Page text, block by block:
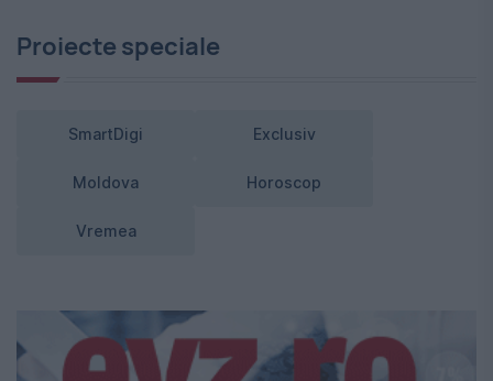
Proiecte speciale
SmartDigi Exclusiv
Moldova Horoscop
Vremea